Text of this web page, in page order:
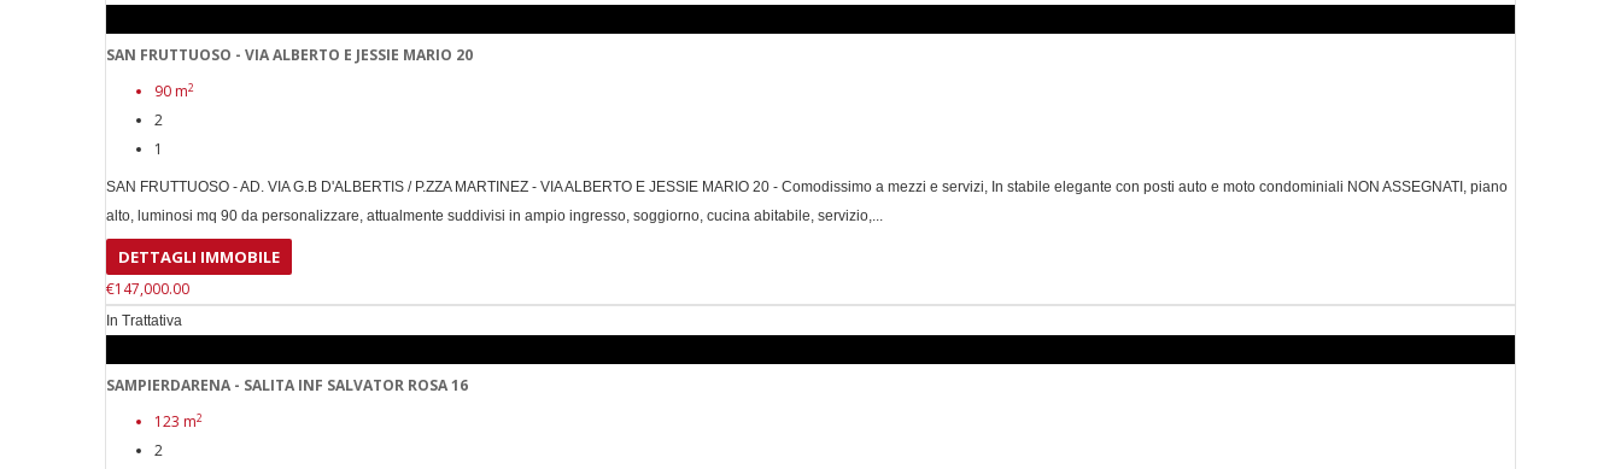
SAN FRUTTUOSO - VIA ALBERTO E JESSIE MARIO 20
90 m2
2
1
SAN FRUTTUOSO - AD. VIA G.B D'ALBERTIS / P.ZZA MARTINEZ - VIA ALBERTO E JESSIE MARIO 20 - Comodissimo a mezzi e servizi, In stabile elegante con posti auto e moto condominiali NON ASSEGNATI, piano
alto, luminosi mq 90 da personalizzare, attualmente suddivisi in ampio ingresso, soggiorno, cucina abitabile, servizio,...
DETTAGLI IMMOBILE
€147,000.00
In Trattativa
SAMPIERDARENA - SALITA INF SALVATOR ROSA 16
123 m2
2